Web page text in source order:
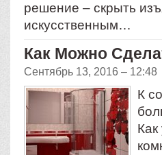
решение – скрыть
искусственным…
Как Можно
Сентябрь 13, 2016 – 12:48
К